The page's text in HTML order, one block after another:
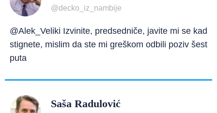
@decko_iz_nambije
@Alek_Veliki Izvinite, predsedniče, javite mi se kad
stignete, mislim da ste mi greškom odbili poziv šest
puta
Saša Radulović